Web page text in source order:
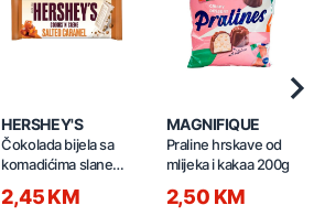
HERSHEY'S
Čokolada bijela sa
komadićima slane
2,45 KM
MAGNIFIQUE
Praline hrskave od
mlijeka i kakaa 200g
2,50 KM